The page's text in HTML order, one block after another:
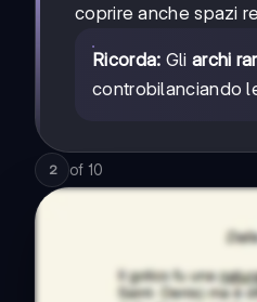
coprire anche spazi
Ricorda: Gli archi
controbilanciando
2 of 10